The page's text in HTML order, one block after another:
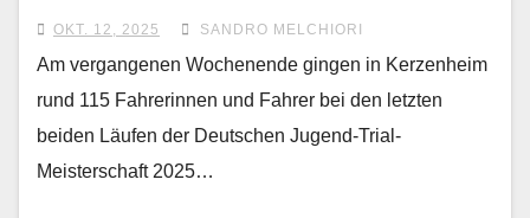
Meistertitel
OKT. 12, 2025 SANDRO MELCHIORI
Am vergangenen Wochenende gingen in Kerzenheim
rund 115 Fahrerinnen und Fahrer bei den letzten
beiden Läufen der Deutschen Jugend-Trial-
Meisterschaft 2025…